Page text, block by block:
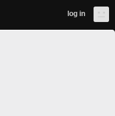
log in